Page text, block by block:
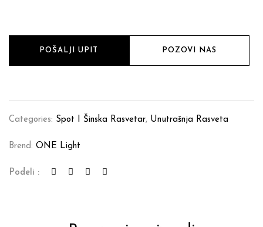
POŠALJI UPIT POZOVI NAS
Categories: Spot I Šinska Rasvetar, Unutrašnja Rasveta
Brend: ONE Light
Podeli :